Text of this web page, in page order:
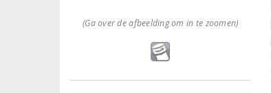
(Ga over de afbeelding om in te zoomen)